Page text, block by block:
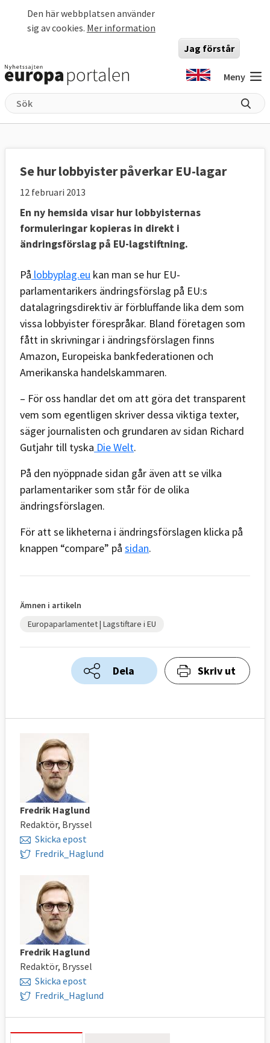
Den här webbplatsen använder
sig av cookies. Mer information
Jag förstår
Meny
Se hur lobbyister påverkar EU-lagar
12 februari 2013
En ny hemsida visar hur lobbyisternas
formuleringar kopieras in direkt i
ändringsförslag på EU-lagstiftning.
På lobbyplag.eu kan man se hur EU-
parlamentarikers ändringsförslag på EU:s
datalagringsdirektiv är förbluffande lika dem som
vissa lobbyister förespråkar. Bland företagen som
fått in skrivningar i ändringsförslagen finns
Amazon, Europeiska bankfederationen och
Amerikanska handelskammaren.
– För oss handlar det om att göra det transparent
vem som egentligen skriver dessa viktiga texter,
säger journalisten och grundaren av sidan Richard
Gutjahr till tyska Die Welt.
På den nyöppnade sidan går även att se vilka
parlamentariker som står för de olika
ändringsförslagen.
För att se likheterna i ändringsförslagen klicka på
knappen “compare” på sidan.
Ämnen i artikeln
Europaparlamentet | Lagstiftare i EU
Dela Skriv ut
Fredrik Haglund
Redaktör, Bryssel
Skicka epost
Fredrik_Haglund
Fredrik Haglund
Redaktör, Bryssel
Skicka epost
Fredrik_Haglund